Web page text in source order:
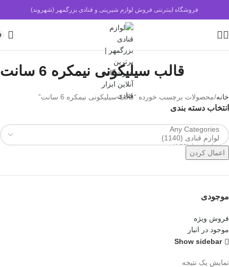
فروشگاه اینترنتی فروش لوازم شیرینی و قنادی بزرگمهر (شهروند)
قالب سیلیکونی نیمکره 6 سانت
خانه محصولات برچسب خورده “قالب سیلیکونی نیمکره 6 سانت”
انتخاب دسته بندی
اعمال کردن
موجودی
فروش ویژه
موجود در انبار
Show sidebar
نمایش یک نتیجه